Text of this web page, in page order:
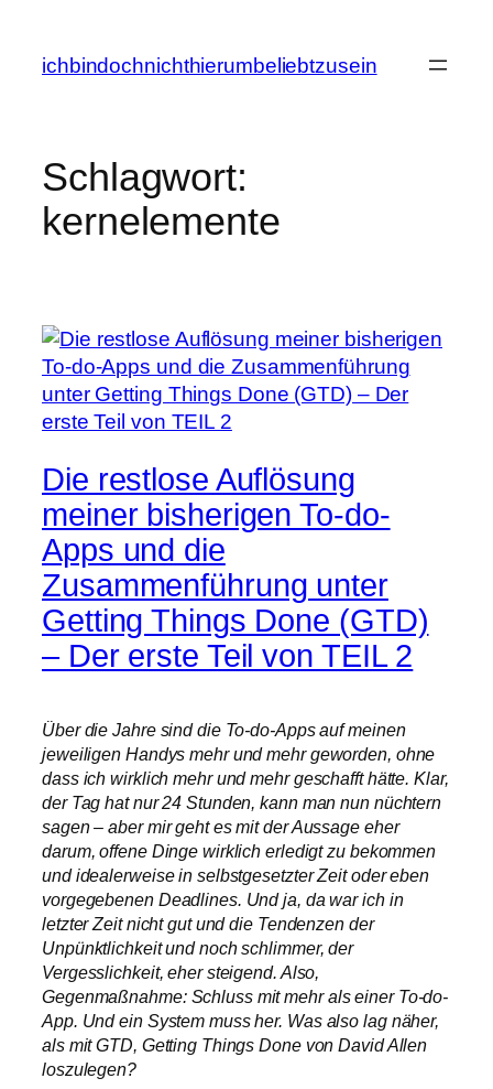
springen
ichbindochnichthierumbeliebtzusein
Schlagwort:
kernelemente
Die restlose Auflösung
meiner bisherigen To-do-
Apps und die
Zusammenführung unter
Getting Things Done (GTD)
– Der erste Teil von TEIL 2
Über die Jahre sind die To-do-Apps auf meinen
jeweiligen Handys mehr und mehr geworden, ohne
dass ich wirklich mehr und mehr geschafft hätte. Klar,
der Tag hat nur 24 Stunden, kann man nun nüchtern
sagen – aber mir geht es mit der Aussage eher
darum, offene Dinge wirklich erledigt zu bekommen
und idealerweise in selbstgesetzter Zeit oder eben
vorgegebenen Deadlines. Und ja, da war ich in
letzter Zeit nicht gut und die Tendenzen der
Unpünktlichkeit und noch schlimmer, der
Vergesslichkeit, eher steigend. Also,
Gegenmaßnahme: Schluss mit mehr als einer To-do-
App. Und ein System muss her. Was also lag näher,
als mit GTD, Getting Things Done von David Allen
loszulegen?